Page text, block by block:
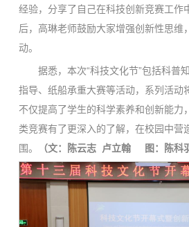
经验，分享了自己在科技创新竞赛工作
后，高琳老师鼓励大家增强创新性思维
动。
据悉，本次“科技文化节”包括科普
指导、纸船承重大赛等活动，系列活动
不仅提高了学生的科学素养和创新能力
类竞赛有了更深入的了解，在校园中营
围。
（文：陈云志 卢立翰 图：陈科